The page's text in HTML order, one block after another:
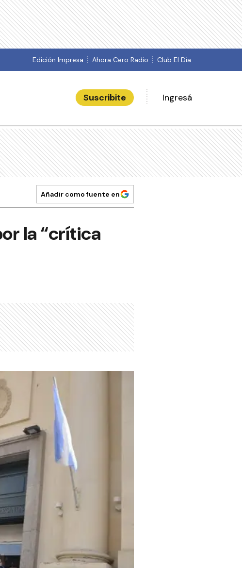
Edición Impresa Ahora Cero Radio Club El Día
Suscribite Ingresá
Añadir como fuente en
la “crítica